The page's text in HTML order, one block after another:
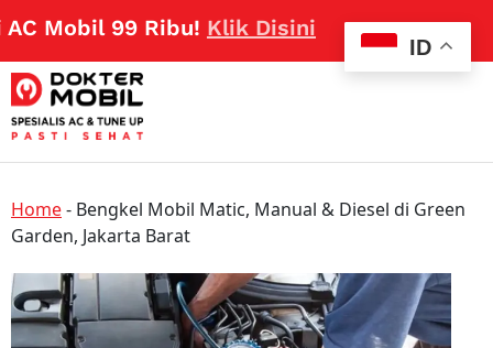
Mobil 99 Ribu!Klik Disini
Home- Bengkel Mobil Matic, Manual & Diesel di Green
Garden, Jakarta Barat
ID